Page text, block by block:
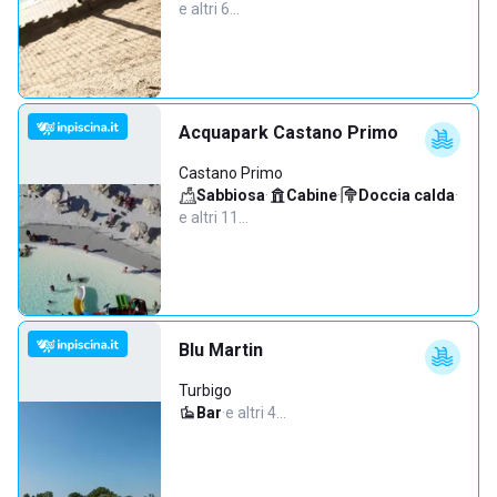
e altri 6…
Acquapark Castano Primo
Castano Primo
Sabbiosa· Cabine· Doccia calda·
e altri 11…
Blu Martin
Turbigo
Bar·e altri 4…